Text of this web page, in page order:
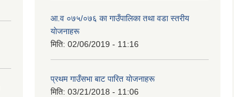
आ‍.व ०७५/०७६ का गाउँपालिका तथा वडा स्तरीय
याेजनाहरू
मिति: 02/06/2019 - 11:16
प्रथम गाउँसभा बाट पारित याेजनाहरू
मिति: 03/21/2018 - 11:06